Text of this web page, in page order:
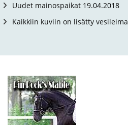
Uudet mainospaikat 19.04.2018
Kaikkiin kuviin on lisätty vesileima